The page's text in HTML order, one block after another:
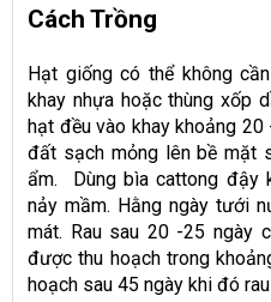
Cách Trồng
Hạt giống có thể không
khay nhựa hoặc thùng xốp
hạt đều vào khay khoảng
đất sạch mỏng lên bề mặt
ẩm. Dùng bìa cattong đậy
nảy mầm. Hằng ngày tưới
mát. Rau sau 20 -25 ngày
được thu hoạch trong
hoạch sau 45 ngày khi đó